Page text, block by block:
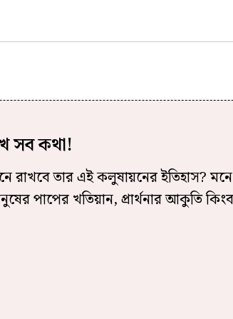
সব কথা!
রাখবে তার এই কলুষায়নের ইতিহাস?
পাপের খতিয়ান, প্রার্থনার আকুতি